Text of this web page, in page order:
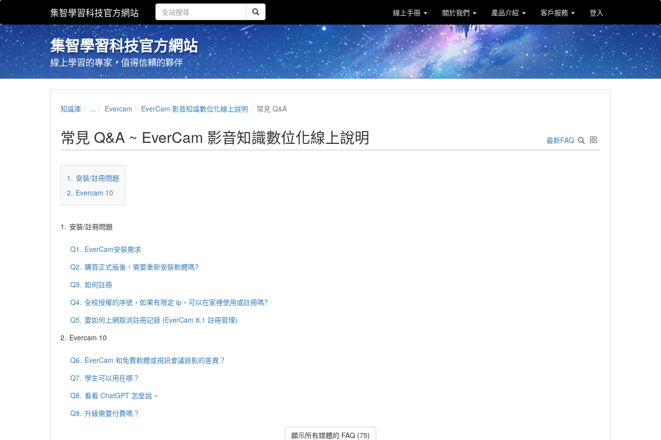
集智學習科技官方網站 線上手冊 關於我們 產品介紹 客戶服務 登入
集智學習科技官方網站
線上學習的專家，值得信賴的夥伴
知識庫 ... Evercam EverCam 影音知識數位化線上說明 常見 Q&A
常見 Q&A ~ EverCam 影音知識數位化線上說明 最新FAQ
1. 安裝/註冊問題
2. Evercam 10
1. 安裝/註冊問題
Q1. EverCam安裝需求
Q2. 購買正式版後，需要重新安裝軟體嗎?
Q3. 如何註冊
Q4. 全校授權的序號，如果有限定 ip，可以在家裡使用或註冊嗎?
Q5. 要如何上網取消註冊記錄 (EverCam 8.1 註冊管理)
2. Evercam 10
Q6. EverCam 和免費軟體或視訊會議錄影的差異？
Q7. 學生可以用在哪？
Q8. 看看 ChatGPT 怎麼說 ~
Q9. 升級需要付費嗎？
顯示所有媒體的 FAQ (75)